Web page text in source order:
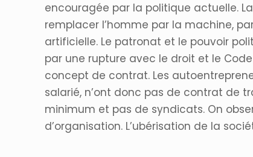
encouragée par la politique actuelle.
remplacer l’homme par la machine,
artificielle. Le patronat et le pouvoir
par une rupture avec le droit et le
concept de contrat. Les
salarié, n’ont donc pas de contrat de
minimum et pas de syndicats. On
d’organisation. L’ubérisation de la